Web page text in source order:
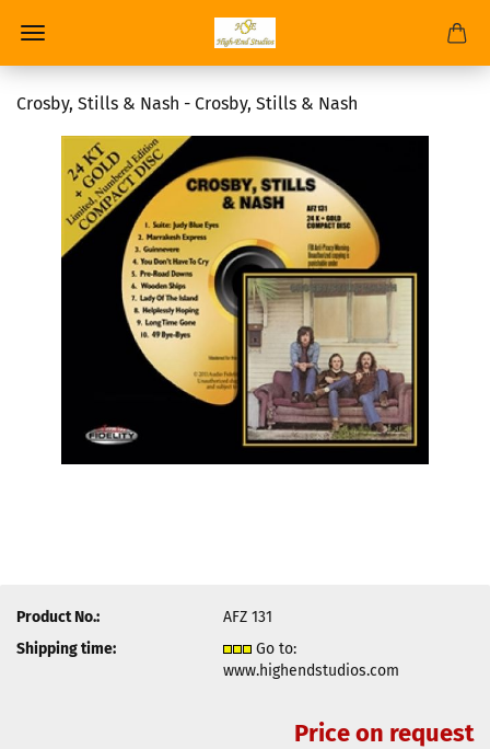
Crosby, Stills & Nash - Crosby, Stills & Nash
Product No.:
AFZ 131
Shipping time:
Go to:
www.highendstudios.com
Price on request